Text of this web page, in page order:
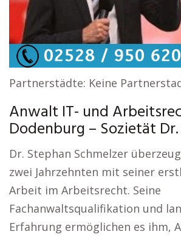
Partnerstädte: Keine
Anwalt IT- und
Dodenburg – Sozietät
Dr. Stephan Schmelzer
zwei Jahrzehnten mit seiner
Arbeit im Arbeitsrecht. Seine
Fachanwaltsqualifikation und
Erfahrung ermöglichen es ihm,